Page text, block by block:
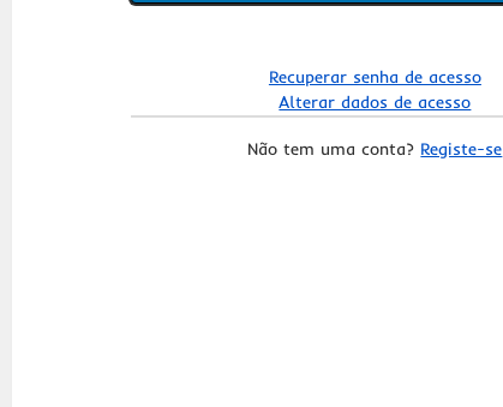
Recuperar senha de acesso
Alterar dados de acesso
Não tem uma conta? Registe-se